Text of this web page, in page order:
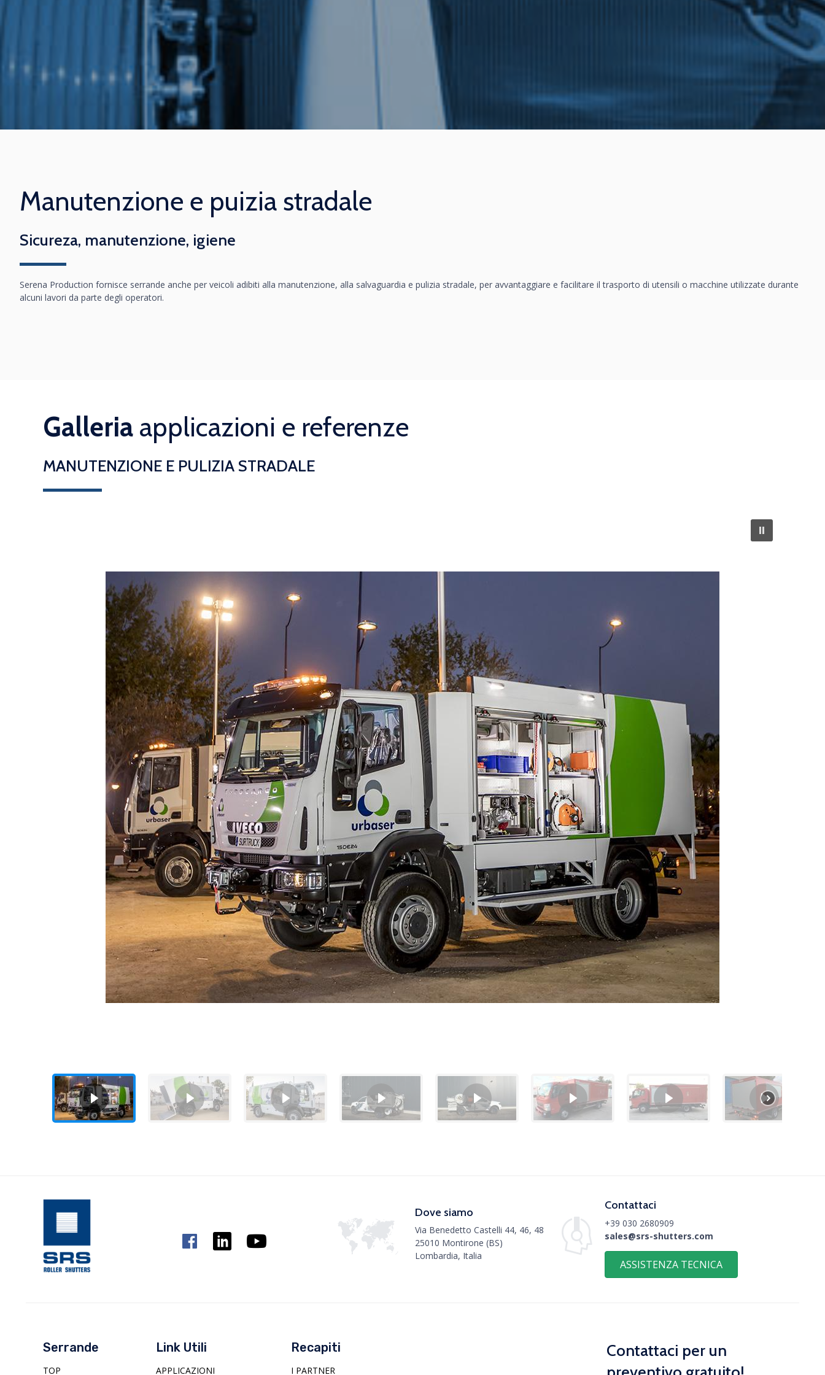
Manutenzione e puizia stradale
Sicureza, manutenzione, igiene
Serena Production fornisce serrande anche per veicoli adibiti alla manutenzione, alla salvaguardia e pulizia stradale, per avvantaggiare e facilitare il trasporto di utensili o macchine utilizzate durante
alcuni lavori da parte degli operatori.
Galleria applicazioni e referenze
MANUTENZIONE E PULIZIA STRADALE
Dove siamo
Via Benedetto Castelli 44, 46, 48
25010 Montirone (BS)
Lombardia, Italia
Contattaci
+39 030 2680909
sales@srs-shutters.com
ASSISTENZA TECNICA
Serrande
TOP
Link Utili
APPLICAZIONI
Recapiti
I PARTNER
Contattaci per un